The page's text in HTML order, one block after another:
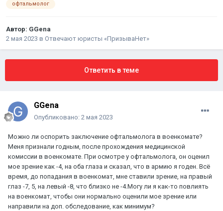
офтальмолог
Автор: GGena
2 мая 2023 в Отвечают юристы «ПризываНет»
Ответить в теме
GGena
Опубликовано: 2 мая 2023
Можно ли оспорить заключение офтальмолога в военкомате?
Меня признали годным, после прохождения медицинской
комиссии в военкомате. При осмотре у офтальмолога, он оценил
мое зрение как -4, на оба глаза и сказал, что в армию я годен. Всё
время, до попадания в военкомат, мне ставили зрение, на правый
глаз -7, 5, на левый -8, что близко не -4.Могу ли я как-то повлиять
на военкомат, чтобы они нормально оценили мое зрение или
направили на доп. обследование, как минимум?